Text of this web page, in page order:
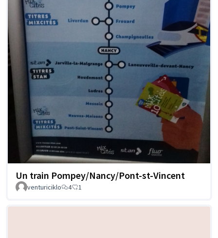
Un train Pompey/Nancy/Pont-st-Vincent
venturiciklo 4 1